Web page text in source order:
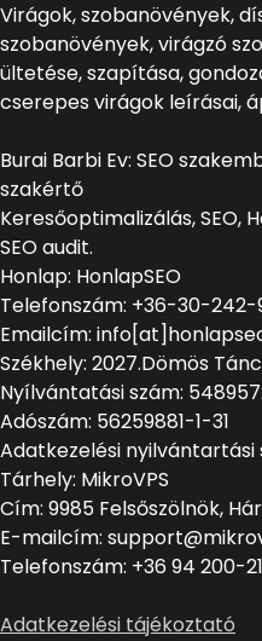
Virágok, szobanövények,
szobanövények, virágzó
ültetése, szapítása,
cserepes virágok leírásai,
Burai Barbi Ev: SEO
szakértő
Keresőoptimalizálás, SEO,
SEO audit.
Honlap: HonlapSEO
Telefonszám: +36-30-242-
Emailcím:
Székhely: 2027.Dömös
Nyílvántatási szám:
Adószám: 56259881-1-31
Adatkezelési nyilvántartási
Tárhely: MikroVPS
Cím: 9985 Felsőszölnök,
E-mailcím:
Telefonszám: +36 94 200-
Adatkezelési tájékoztató